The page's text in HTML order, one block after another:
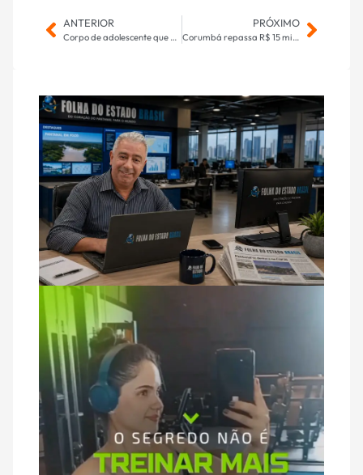
ANTERIOR
Corpo de adolescente que desapareceu com namorada no mar é encontrado
PRÓXIMO
Corumbá repassa R$ 15 mil à SSCH para melhorias estruturais e pedagógicas